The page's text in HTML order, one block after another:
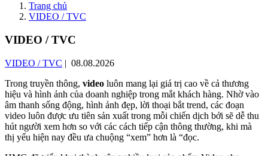
Trang chủ
VIDEO / TVC
VIDEO / TVC
VIDEO / TVC | 08.08.2026
Trong truyền thông, video luôn mang lại giá trị cao về cả thương
hiệu và hình ảnh của doanh nghiệp trong mắt khách hàng. Nhờ vào
âm thanh sống động, hình ảnh đẹp, lời thoại bắt trend, các đoạn
video luôn được ưu tiên sản xuất trong mỗi chiến dịch bởi sẽ dễ thu
hút người xem hơn so với các cách tiếp cận thông thường, khi mà
thị yếu hiện nay đều ưa chuộng “xem” hơn là “đọc.